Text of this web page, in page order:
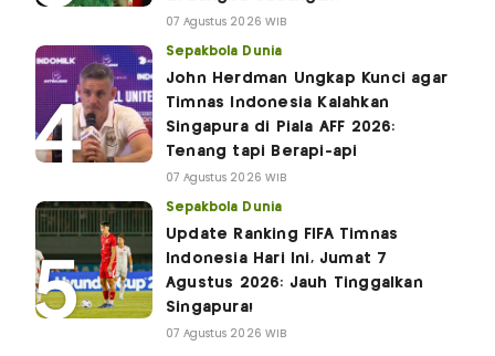
07 Agustus 2026 WIB
Sepakbola Dunia
John Herdman Ungkap Kunci agar
Timnas Indonesia Kalahkan
Singapura di Piala AFF 2026:
Tenang tapi Berapi-api
07 Agustus 2026 WIB
Sepakbola Dunia
Update Ranking FIFA Timnas
Indonesia Hari Ini, Jumat 7
Agustus 2026: Jauh Tinggalkan
Singapura!
07 Agustus 2026 WIB